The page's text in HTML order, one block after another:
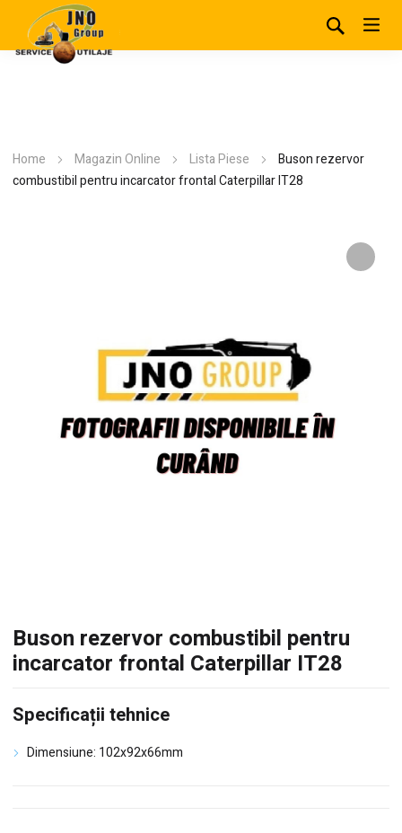
Home Magazin Online Lista Piese
Buson rezervor
combustibil pentru incarcator frontal Caterpillar IT28
Buson rezervor combustibil pentru
incarcator frontal Caterpillar IT28
Specificații tehnice
Dimensiune: 102x92x66mm